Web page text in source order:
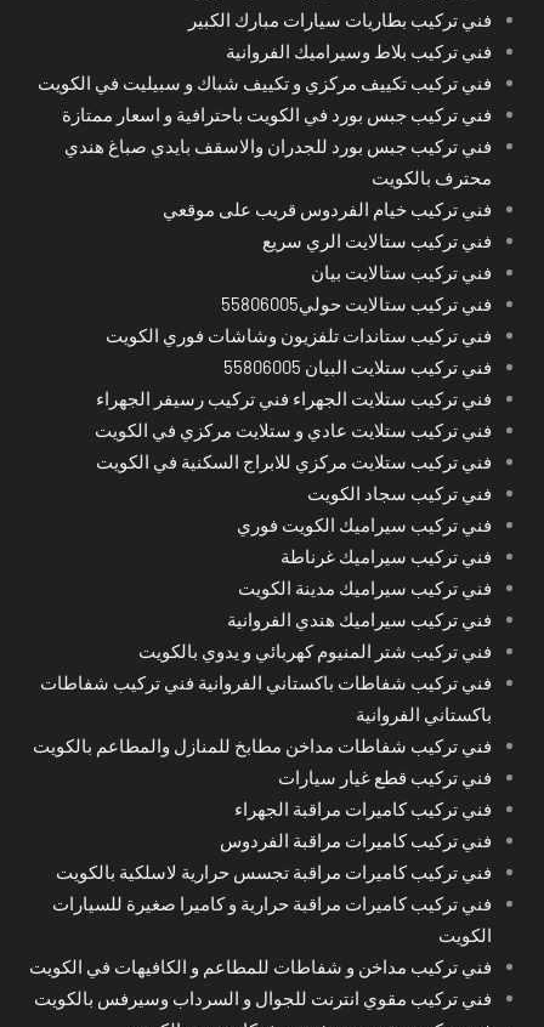
فني تركيب بطاريات سيارات مبارك الكبير
فني تركيب بلاط وسيراميك الفروانية
فني تركيب تكييف مركزي و تكييف شباك و سبيليت في الكويت
فني تركيب جبس بورد في الكويت باحترافية و اسعار ممتازة
فني تركيب جبس بورد للجدران والاسقف بايدي صباغ هندي
محترف بالكويت
فني تركيب خيام الفردوس قريب على موقعي
فني تركيب ستالايت الري سريع
فني تركيب ستالايت بيان
فني تركيب ستالايت حولي55806005
فني تركيب ستاندات تلفزيون وشاشات فوري الكويت
فني تركيب ستلايت البيان 55806005
فني تركيب ستلايت الجهراء فني تركيب رسيفر الجهراء
فني تركيب ستلايت عادي و ستلايت مركزي في الكويت
فني تركيب ستلايت مركزي للابراج السكنية في الكويت
فني تركيب سجاد الكويت
فني تركيب سيراميك الكويت فوري
فني تركيب سيراميك غرناطة
فني تركيب سيراميك مدينة الكويت
فني تركيب سيراميك هندي الفروانية
فني تركيب شتر المنيوم كهربائي و يدوي بالكويت
فني تركيب شفاطات باكستاني الفروانية فني تركيب شفاطات
باكستاني الفروانية
فني تركيب شفاطات مداخن مطابخ للمنازل والمطاعم بالكويت
فني تركيب قطع غيار سيارات
فني تركيب كاميرات مراقبة الجهراء
فني تركيب كاميرات مراقبة الفردوس
فني تركيب كاميرات مراقبة تجسس حرارية لاسلكية بالكويت
فني تركيب كاميرات مراقبة حرارية و كاميرا صغيرة للسيارات
الكويت
فني تركيب مداخن و شفاطات للمطاعم و الكافيهات في الكويت
فني تركيب مقوي انترنت للجوال و السرداب وسيرفس بالكويت